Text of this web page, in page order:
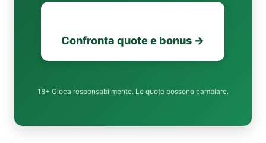
Confronta quote e bonus →
18+ Gioca responsabilmente. Le quote possono cambiare.